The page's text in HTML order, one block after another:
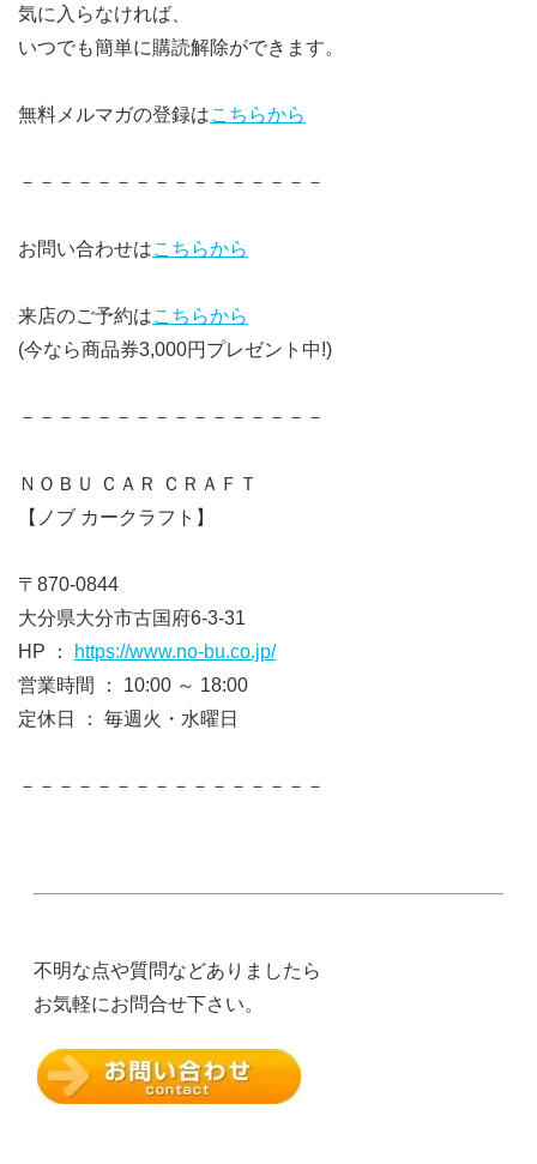
気に入らなければ、
いつでも簡単に購読解除ができます。
無料メルマガの登録はこちらから
－－－－－－－－－－－－－－－－
お問い合わせはこちらから
来店のご予約はこちらから
(今なら商品券3,000円プレゼント中!)
－－－－－－－－－－－－－－－－
ＮＯＢＵ ＣＡＲ ＣＲＡＦＴ
【ノブ カークラフト】
〒870-0844
大分県大分市古国府6-3-31
HP ：
https://www.no-bu.co.jp/
営業時間 ： 10:00 ～ 18:00
定休日 ： 毎週火・水曜日
－－－－－－－－－－－－－－－－
不明な点や質問などありましたら
お気軽にお問合せ下さい。